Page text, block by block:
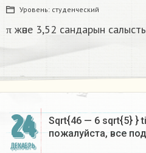
Уровень: студенческий
π және 3,52 сандарын
24
ДЕКАБРЬ
Sqrt{46 — 6 sqrt{5} }
пожалуйста, все